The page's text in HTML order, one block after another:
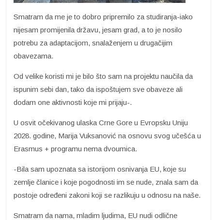
Smatram da me je to dobro pripremilo za studiranja-iako
nijesam promijenila državu, jesam grad, a to je nosilo
potrebu za adaptacijom, snalaženjem u drugačijim
obavezama.
Od velike koristi mi je bilo što sam na projektu naučila da
ispunim sebi dan, tako da ispoštujem sve obaveze ali
dodam one aktivnosti koje mi prijaju-.
U osvit očekivanog ulaska Crne Gore u Evropsku Uniju
2028. godine, Marija Vuksanović na osnovu svog učešća u
Erasmus + programu nema dvoumica.
-Bila sam upoznata sa istorijom osnivanja EU, koje su
zemlje članice i koje pogodnosti im se nude, znala sam da
postoje određeni zakoni koji se razlikuju u odnosu na naše.
Smatram da nama, mladim ljudima, EU nudi odlične